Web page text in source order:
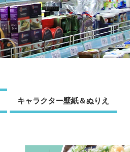
キャラクター壁紙＆ぬりえ